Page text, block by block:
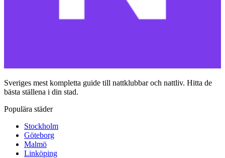
Sveriges mest kompletta guide till nattklubbar och nattliv. Hitta de
bästa ställena i din stad.
Populära städer
Stockholm
Göteborg
Malmö
Linköping